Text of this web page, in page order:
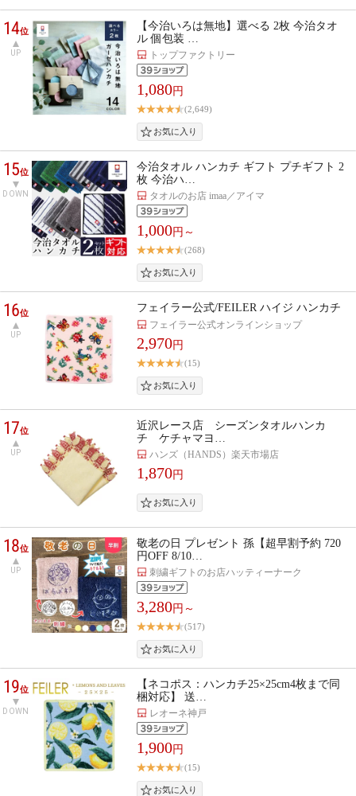
14位
UP
【今治いろは無地】選べる 2枚 今治タオ
ル 個包装 …
トップファクトリー
1,080円
(2,649)
15位
DOWN
今治タオル ハンカチ ギフト プチギフト 2
枚 今治ハ…
タオルのお店 imaa／アイマ
1,000円～
(268)
16位
UP
フェイラー公式/FEILER ハイジ ハンカチ
フェイラー公式オンラインショップ
2,970円
(15)
17位
UP
近沢レース店 シーズンタオルハンカ
チ ケチャマヨ…
ハンズ（HANDS）楽天市場店
1,870円
18位
UP
敬老の日 プレゼント 孫【超早割予約 720
円OFF 8/10…
刺繍ギフトのお店ハッティーナーク
3,280円～
(517)
19位
DOWN
【ネコポス：ハンカチ25×25cm4枚まで同
梱対応】 送…
レオーネ神戸
1,900円
(15)